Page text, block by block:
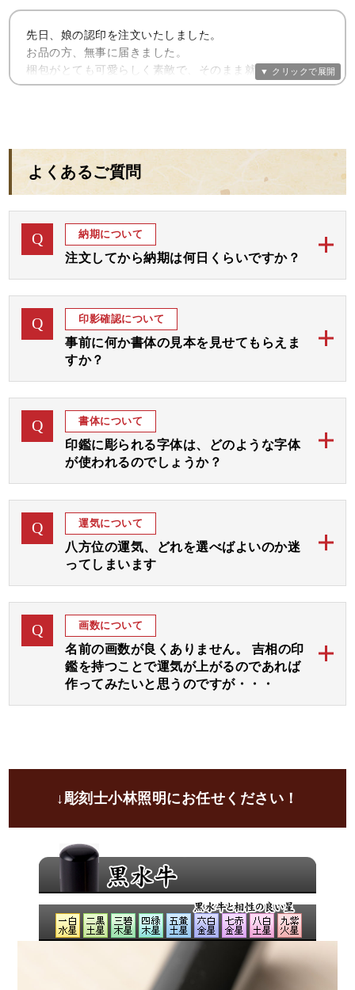
また、ホームページを拝見させて頂き、何となくピンと来
た感じがありましたので、これも ご縁と思いまして。２０
数年ぶりに印鑑を注文しました。
しょっちゅう使うものではありませんが、自分で注文して
納得した物は大切にしますし、 自分の気持ちも引き締まり
これを機にますます仕事を頑張ろうと思います。
コツコツと貯めて今度は実印を作りたいなと思っていま
開運認印
いつもとてもご丁寧に包装してくださり、お心づくしに感
謝しております。
以前お作りいただきました実印と銀行印に続き、このたび
の認印と、大変良い印 鑑を揃えることができましたこと、
お作りいただきました小林様にも、どうぞよろしくお伝え
ください。
開運認印
先日、娘の認印を注文いたしました。
お品の方、無事に届きました。
梱包がとても可愛らしく素敵で、そのまま就職内定のお祝
いに娘に渡せました。
た。
娘もこれから大切に使わせていただき、仕事の方も頑張っ
てくれる事と思います。
小林様、この度はありがとうございました。
開運認印
よくあるご質問
Q 納期について
注文してから納期は何日くらいですか？
A
りしてご確認後お彫りして 約1週間から10日にて発送
予定でございます。
お急ぎの場合には字体をお任せいただき「完成見本確
認なし」にてすぐにお彫りして3、4日後の発送が最速
となります。
ご希望の期日をお教えくださいましたら、順番を早め
て対応させていただきます。
Q 印影確認について
事前に何か書体の見本を見せてもらえま
すか？
A
おつくりいたします。
完成見本はメールやラインにてご確認いただき、ご了
承後ご印鑑をお彫りいたします。
お見本は通常は1～3日以内にお送りいたしますが、届
なお、休日や祝日を挟む場合は遅れることがございま
すのでご了承ください。
Q 書体について
印鑑に彫られる字体は、どのような字体
が使われるのでしょうか？
A
りました「篆書体 てんしょたい」という文字を基本
にして画数と運気を加味しておつくりする「印相体
（吉相体）」を使用いたします。
作り致します。
Q 運気について
八方位の運気、どれを選べばよいのか迷
ってしまいます
A
気を拝見して八方位に広がりますよう文字入れ致しま
す。
その後、選んでいただいた３つの運気部分をさらに強
調してお入れいたします。
Q 画数について
名前の画数が良くありません。 吉相の印
鑑を持つことで運気が上がるのであれば
作ってみたいと思うのですが・・・
ご印鑑にて画数を吉に変更して、さらにご希望の運気
良いと言われることをきちんと取り入れて、吉印材と
印相体にてお彫りすることにより、お気持ちが前向き
になり自然とよい運気を招き入れられるのではないで
しょうか？
ご印鑑がそのあと押しになれば幸いでございます。
↓彫刻士小林照明にお任せください！